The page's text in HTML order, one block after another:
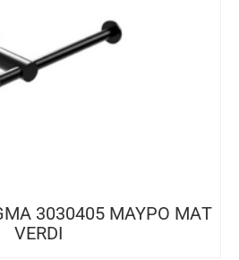
3030405 ΜΑΥΡΟ ΜΑΤ
VERDI